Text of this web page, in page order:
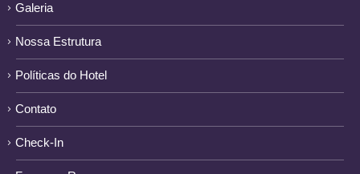
Galeria
Nossa Estrutura
Políticas do Hotel
Contato
Check-In